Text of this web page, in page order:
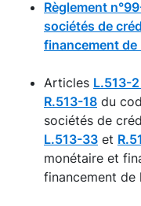
Règlement
sociétés de
financement de
Articles L.513-
R.513-18 du
sociétés de
L.513-33 et
monétaire et
financement de